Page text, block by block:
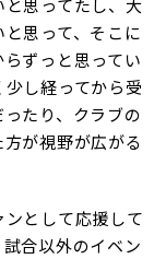
思ってたし、大
思って、そこに
ずっと思ってい
し経ってから受
たり、クラブの
が視野が広がる
として応援して
合以外のイベン